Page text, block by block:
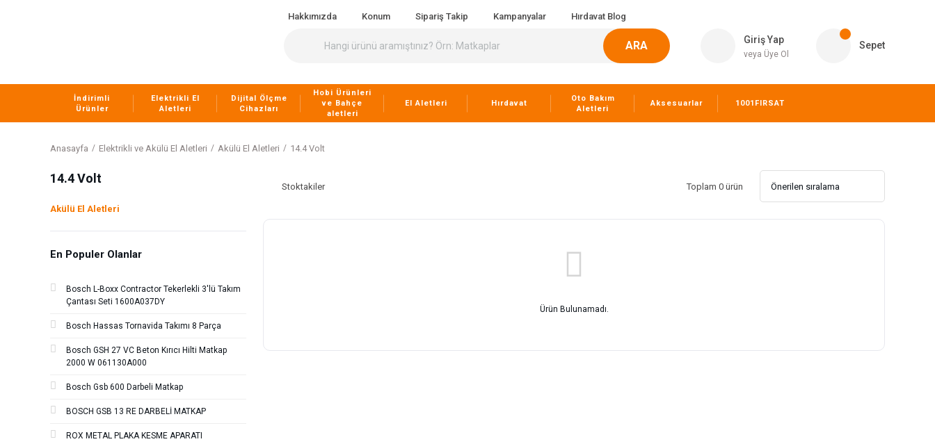
Hakkımızda Konum Sipariş Takip Kampanyalar Hırdavat Blog
ARA Giriş Yap
veya Üye Ol
Sepet
İndirimli
Ürünler
Elektrikli El
Aletleri
Dijital Ölçme
Cihazları
Hobi Ürünleri
ve Bahçe
aletleri
El Aletleri Hırdavat
Oto Bakım
Aletleri
Aksesuarlar 1001FIRSAT
Anasayfa Elektrikli ve Akülü El Aletleri Akülü El Aletleri 14.4 Volt
14.4 Volt
Akülü El Aletleri
En Populer Olanlar
Bosch L-Boxx Contractor Tekerlekli 3'lü Takım
Çantası Seti 1600A037DY
Bosch Hassas Tornavida Takımı 8 Parça
Bosch GSH 27 VC Beton Kırıcı Hilti Matkap
2000 W 061130A000
Bosch Gsb 600 Darbeli Matkap
BOSCH GSB 13 RE DARBELİ MATKAP
ROX METAL PLAKA KESME APARATI
Stoktakiler Toplam 0 ürün
Ürün Bulunamadı.